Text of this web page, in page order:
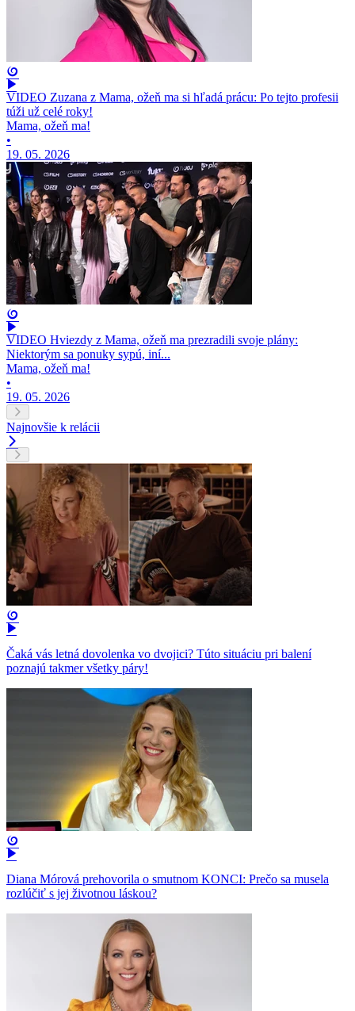
VIDEO Zuzana z Mama, ožeň ma si hľadá prácu: Po tejto profesii
túži už celé roky!
Mama, ožeň ma!
•
19. 05. 2026
VIDEO Hviezdy z Mama, ožeň ma prezradili svoje plány:
Niektorým sa ponuky sypú, iní...
Mama, ožeň ma!
•
19. 05. 2026
Najnovšie k relácii
Čaká vás letná dovolenka vo dvojici? Túto situáciu pri balení
poznajú takmer všetky páry!
Diana Mórová prehovorila o smutnom KONCI: Prečo sa musela
rozlúčiť s jej životnou láskou?